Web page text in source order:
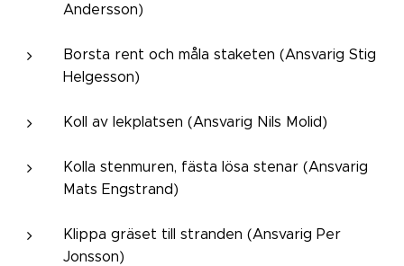
Andersson)
Borsta rent och måla staketen (Ansvarig Stig
Helgesson)
Koll av lekplatsen (Ansvarig Nils Molid)
Kolla stenmuren, fästa lösa stenar (Ansvarig
Mats Engstrand)
Klippa gräset till stranden (Ansvarig Per
Jonsson)